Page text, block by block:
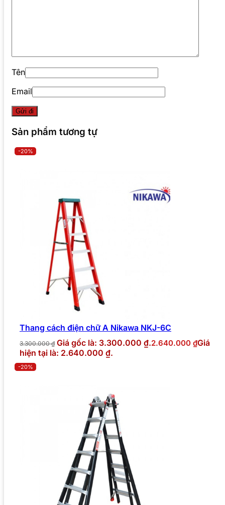
Tên
Email
Sản phẩm tương tự
-20%
Thang cách điện chữ A Nikawa NKJ-6C
3.300.000₫ Giá gốc là: 3.300.000 ₫.2.640.000 ₫Giá
hiện tại là: 2.640.000 ₫.
-20%